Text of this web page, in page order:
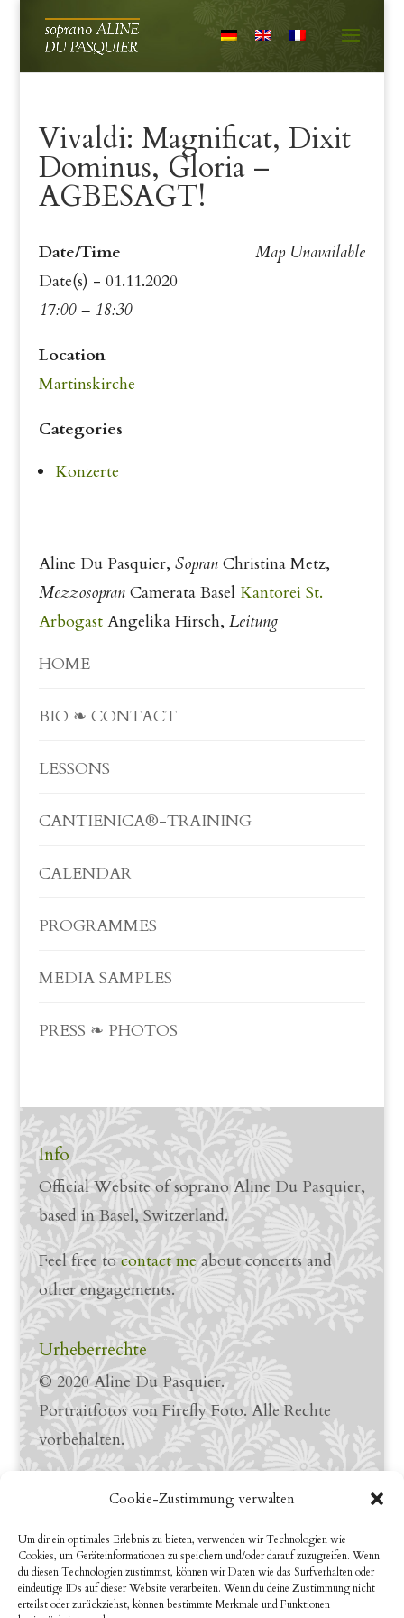
Cookie-Zustimmung verwalten
Um dir ein optimales Erlebnis zu bieten, verwenden wir Technologien wie
Cookies, um Geräteinformationen zu speichern und/oder darauf zuzugreifen. Wenn
du diesen Technologien zustimmst, können wir Daten wie das Surfverhalten oder
eindeutige IDs auf dieser Website verarbeiten. Wenn du deine Zustimmung nicht
erteilst oder zurückziehst, können bestimmte Merkmale und Funktionen
Vivaldi: Magnificat, Dixit
Dominus, Gloria –
AGBESAGT!
Map Unavailable
Date/Time
Date(s) - 01.11.2020
17:00 – 18:30
Location
Martinskirche
Categories
Konzerte
Aline Du Pasquier, SopranChristina Metz,
MezzosopranCamerata Basel Kantorei St.
ArbogastAngelika Hirsch, Leitung
HOME
BIO ❧ CONTACT
LESSONS
CANTIENICA®-TRAINING
CALENDAR
PROGRAMMES
MEDIA SAMPLES
PRESS ❧ PHOTOS
Info
Official Website of soprano Aline Du Pasquier,
based in Basel, Switzerland.
Feel free to contact meabout concerts and
other engagements.
Urheberrechte
© 2020 Aline Du Pasquier.
Portraitfotos von Firefly Foto. Alle Rechte
vorbehalten.
LinkedIn Profile
YouTube